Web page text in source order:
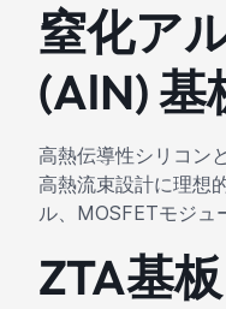
窒化ア
(AlN) 基
高熱伝導性シリコン
高熱流束設計に理想
ル、MOSFETモジュ
ZTA基板